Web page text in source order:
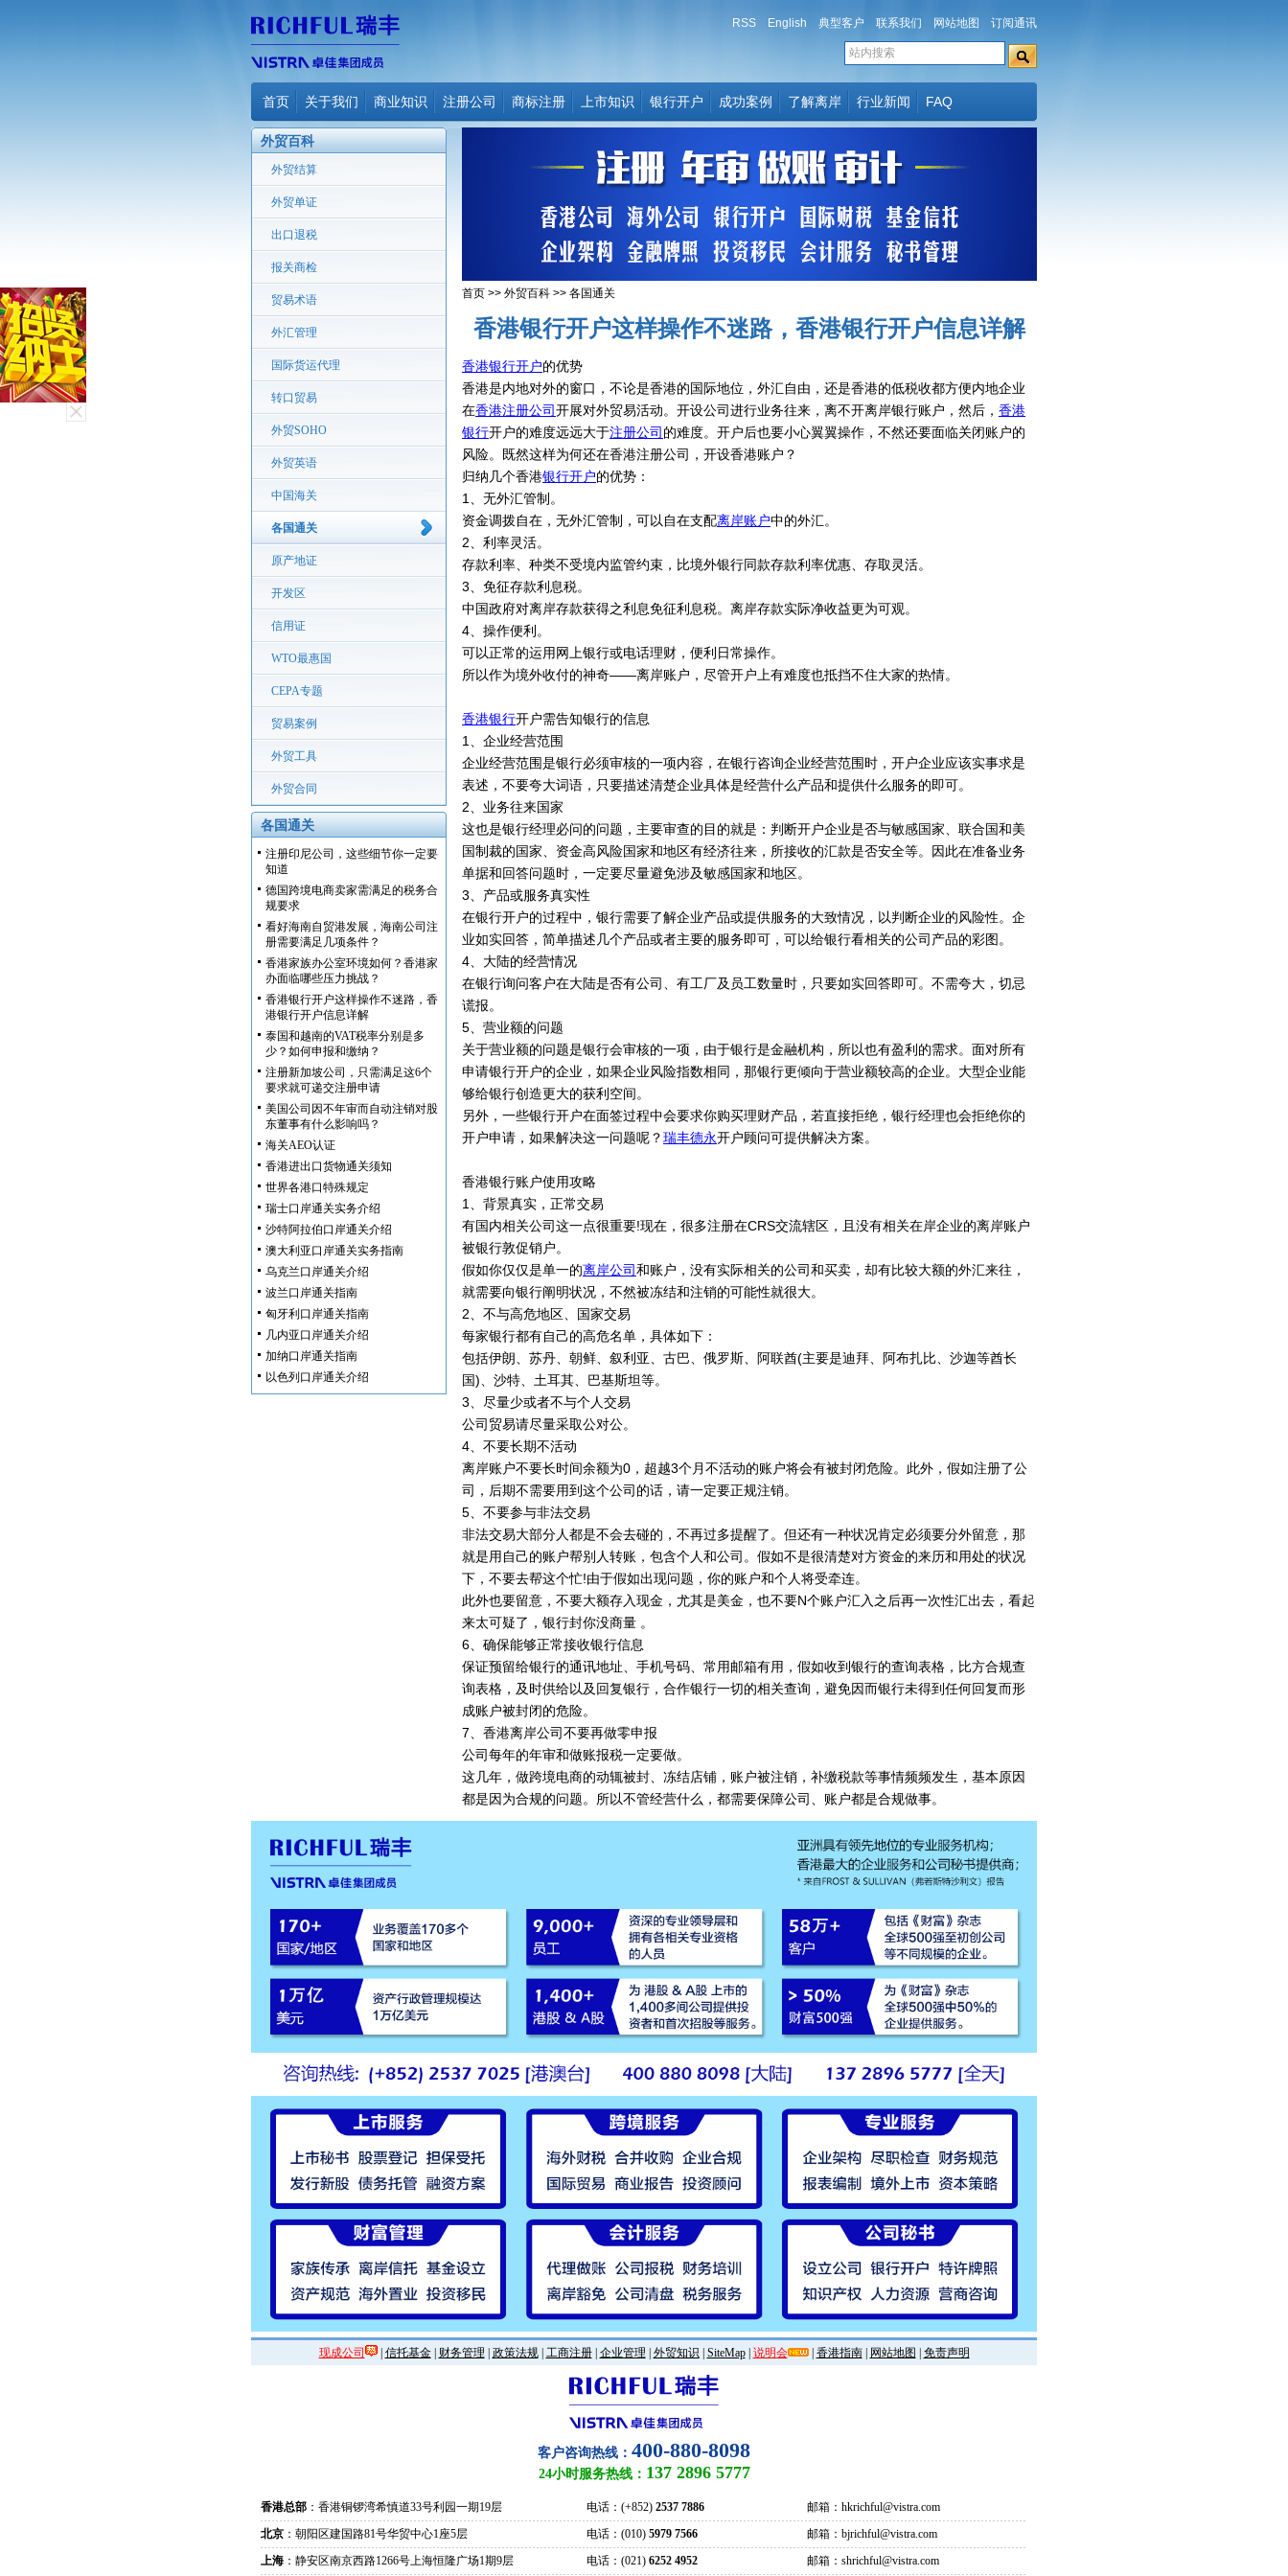
RSS English 典型客户 联系我们 网站地图 订阅通讯
首页 关于我们 商业知识 注册公司 商标注册 上市知识 银行开户 成功案例 了解离岸 行业新闻 FAQ
外贸百科
外贸结算
外贸单证
出口退税
报关商检
贸易术语
外汇管理
国际货运代理
转口贸易
外贸SOHO
外贸英语
中国海关
各国通关
原产地证
开发区
信用证
WTO最惠国
CEPA专题
贸易案例
外贸工具
外贸合同
各国通关
注册印尼公司，这些细节你一定要
知道
德国跨境电商卖家需满足的税务合
规要求
看好海南自贸港发展，海南公司注
册需要满足几项条件？
香港家族办公室环境如何？香港家
办面临哪些压力挑战？
香港银行开户这样操作不迷路，香
港银行开户信息详解
泰国和越南的VAT税率分别是多
少？如何申报和缴纳？
注册新加坡公司，只需满足这6个
要求就可递交注册申请
美国公司因不年审而自动注销对股
东董事有什么影响吗？
海关AEO认证
香港进出口货物通关须知
世界各港口特殊规定
瑞士口岸通关实务介绍
沙特阿拉伯口岸通关介绍
澳大利亚口岸通关实务指南
乌克兰口岸通关介绍
波兰口岸通关指南
匈牙利口岸通关指南
几内亚口岸通关介绍
加纳口岸通关指南
以色列口岸通关介绍
首页 >> 外贸百科 >> 各国通关
香港银行开户这样操作不迷路，香港银行开户信息详解
香港银行开户的优势
香港是内地对外的窗口，不论是香港的国际地位，外汇自由，还是香港的低税收都方便内地企业
在香港注册公司开展对外贸易活动。开设公司进行业务往来，离不开离岸银行账户，然后， 香港
银行开户的难度远远大于注册公司 的难度。开户后也要小心翼翼操作，不然还要面临关闭账户的
风险。既然这样为何还在香港注册公司，开设香港账户？
归纳几个香港银行开户的优势：
1、无外汇管制。
资金调拨自在，无外汇管制，可以自在支配离岸账户中的外汇。
2、利率灵活。
存款利率、种类不受境内监管约束，比境外银行同款存款利率优惠、存取灵活。
3、免征存款利息税。
中国政府对离岸存款获得之利息免征利息税。离岸存款实际净收益更为可观。
4、操作便利。
可以正常的运用网上银行或电话理财，便利日常操作。
所以作为境外收付的神奇——离岸账户，尽管开户上有难度也抵挡不住大家的热情。
香港银行开户需告知银行的信息
1、企业经营范围
企业经营范围是银行必须审核的一项内容，在银行咨询企业经营范围时，开户企业应该实事求是
表述，不要夸大词语，只要描述清楚企业具体是经营什么产品和提供什么服务的即可。
2、业务往来国家
这也是银行经理必问的问题，主要审查的目的就是：判断开户企业是否与敏感国家、联合国和美
国制裁的国家、资金高风险国家和地区有经济往来，所接收的汇款是否安全等。因此在准备业务
单据和回答问题时，一定要尽量避免涉及敏感国家和地区。
3、产品或服务真实性
在银行开户的过程中，银行需要了解企业产品或提供服务的大致情况，以判断企业的风险性。企
业如实回答，简单描述几个产品或者主要的服务即可，可以给银行看相关的公司产品的彩图。
4、大陆的经营情况
在银行询问客户在大陆是否有公司、有工厂及员工数量时，只要如实回答即可。不需夸大，切忌
谎报。
5、营业额的问题
关于营业额的问题是银行会审核的一项，由于银行是金融机构，所以也有盈利的需求。面对所有
申请银行开户的企业，如果企业风险指数相同，那银行更倾向于营业额较高的企业。大型企业能
够给银行创造更大的获利空间。
另外，一些银行开户在面签过程中会要求你购买理财产品，若直接拒绝，银行经理也会拒绝你的
开户申请，如果解决这一问题呢？瑞丰德永开户顾问可提供解决方案。
香港银行账户使用攻略
1、背景真实，正常交易
有国内相关公司这一点很重要!现在，很多注册在CRS交流辖区，且没有相关在岸企业的离岸账户
被银行敦促销户。
假如你仅仅是单一的离岸公司和账户，没有实际相关的公司和买卖，却有比较大额的外汇来往，
就需要向银行阐明状况，不然被冻结和注销的可能性就很大。
2、不与高危地区、国家交易
每家银行都有自己的高危名单，具体如下：
包括伊朗、苏丹、朝鲜、叙利亚、古巴、俄罗斯、阿联酋(主要是迪拜、阿布扎比、沙迦等酋长
国)、沙特、土耳其、巴基斯坦等。
3、尽量少或者不与个人交易
公司贸易请尽量采取公对公。
4、不要长期不活动
离岸账户不要长时间余额为0，超越3个月不活动的账户将会有被封闭危险。此外，假如注册了公
司，后期不需要用到这个公司的话，请一定要正规注销。
5、不要参与非法交易
非法交易大部分人都是不会去碰的，不再过多提醒了。但还有一种状况肯定必须要分外留意，那
就是用自己的账户帮别人转账，包含个人和公司。假如不是很清楚对方资金的来历和用处的状况
下，不要去帮这个忙!由于假如出现问题，你的账户和个人将受牵连。
此外也要留意，不要大额存入现金，尤其是美金，也不要N个账户汇入之后再一次性汇出去，看起
来太可疑了，银行封你没商量 。
6、确保能够正常接收银行信息
保证预留给银行的通讯地址、手机号码、常用邮箱有用，假如收到银行的查询表格，比方合规查
询表格，及时供给以及回复银行，合作银行一切的相关查询，避免因而银行未得到任何回复而形
成账户被封闭的危险。
7、香港离岸公司不要再做零申报
公司每年的年审和做账报税一定要做。
这几年，做跨境电商的动辄被封、冻结店铺，账户被注销，补缴税款等事情频频发生，基本原因
都是因为合规的问题。所以不管经营什么，都需要保障公司、账户都是合规做事。
现成公司 | 信托基金| 财务管理 政策法规| 工商注册| 企业管理 外贸知识 SiteMap| 说明会 | 香港指南| 网站地图 免责声明
客户咨询热线： 400-880-8098
24小时服务热线： 137 2896 5777
香港总部 ：香港铜锣湾希慎道33号利园一期19层 电话：(+852) 2537 7886
邮箱：hkrichful@vistra.com
北京 ：朝阳区建国路81号华贸中心1座5层 电话：(010) 5979 7566
邮箱：bjrichful@vistra.com
上海 ：静安区南京西路1266号上海恒隆广场1期9层 电话：(021) 6252 4952 邮箱：shrichful@vistra.com